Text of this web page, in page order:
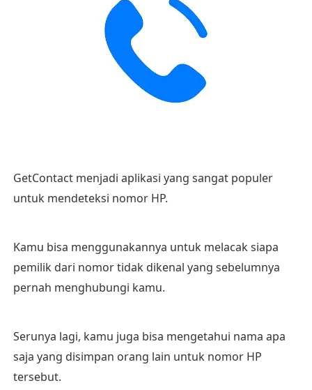
GetContact menjadi aplikasi yang sangat populer
untuk mendeteksi nomor HP.
Kamu bisa menggunakannya untuk melacak siapa
pemilik dari nomor tidak dikenal yang sebelumnya
pernah menghubungi kamu.
Serunya lagi, kamu juga bisa mengetahui nama apa
saja yang disimpan orang lain untuk nomor HP
tersebut.